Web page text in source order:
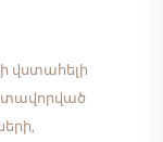
վստահելի